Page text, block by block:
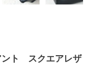
ント スクエアレザ